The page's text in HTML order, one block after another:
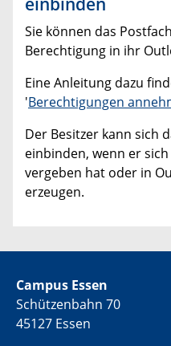
Sie können das
Berechtigung in ihr
Eine Anleitung dazu
'Berechtigungen
Der Besitzer kann sich
einbinden, wenn er
vergeben hat oder in
erzeugen.
Campus Essen
Schützenbahn 70
45127 Essen